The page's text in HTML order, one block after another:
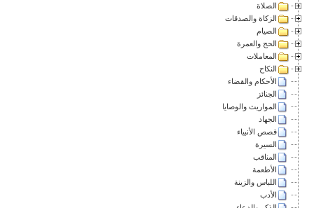
الصلاة
الزكاة والصدقات
الصيام
الحج والعمرة
المعاملات
النكاح
الأحكام والقضاء
الجنائز
المواريث والوصايا
الجهاد
قصص الأنبياء
السيرة
المناقب
الأطعمة
اللباس والزينة
الأدب